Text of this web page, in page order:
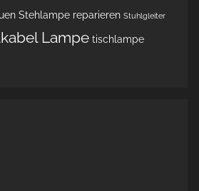
Stehlampe reparieren Stuhlgleiter
Lampe tischlampe